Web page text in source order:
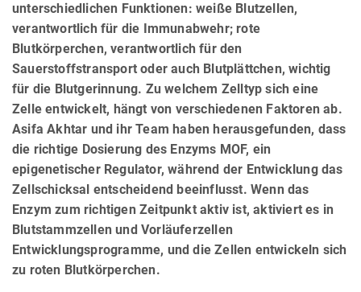
unterschiedlichen Funktionen: weiße Blutzellen,
verantwortlich für die Immunabwehr; rote
Blutkörperchen, verantwortlich für den
Sauerstoffstransport oder auch Blutplättchen, wichtig
für die Blutgerinnung. Zu welchem Zelltyp sich eine
Zelle entwickelt, hängt von verschiedenen Faktoren ab.
Asifa Akhtar und ihr Team haben herausgefunden, dass
die richtige Dosierung des Enzyms MOF, ein
epigenetischer Regulator, während der Entwicklung das
Zellschicksal entscheidend beeinflusst. Wenn das
Enzym zum richtigen Zeitpunkt aktiv ist, aktiviert es in
Blutstammzellen und Vorläuferzellen
Entwicklungsprogramme, und die Zellen entwickeln sich
zu roten Blutkörperchen.